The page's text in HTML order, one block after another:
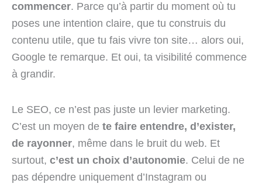
commencer. Parce qu’à partir du moment où tu
poses une intention claire, que tu construis du
contenu utile, que tu fais vivre ton site… alors oui,
Google te remarque. Et oui, ta visibilité commence
à grandir.
Le SEO, ce n’est pas juste un levier marketing.
C’est un moyen de te faire entendre, d’exister,
de rayonner, même dans le bruit du web. Et
surtout, c’est un choix d’autonomie. Celui de ne
pas dépendre uniquement d’Instagram ou